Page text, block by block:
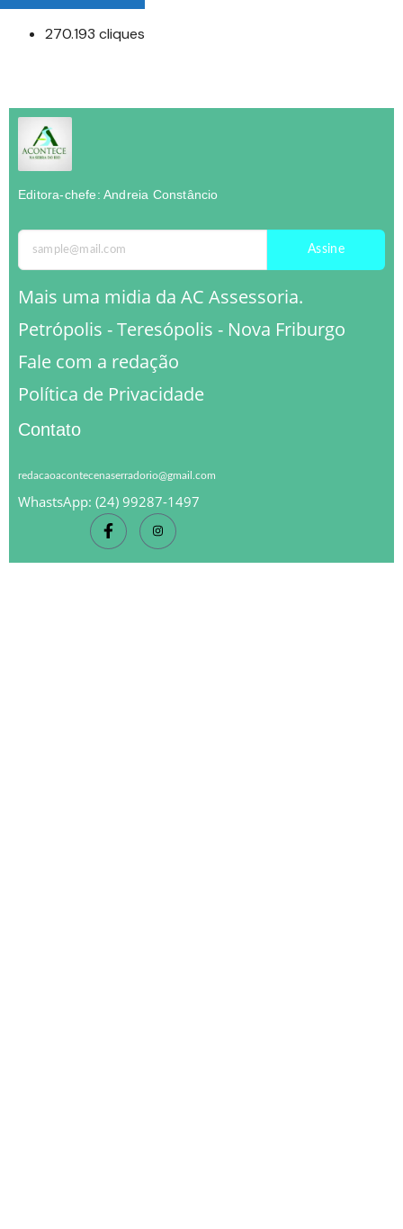
270.193 cliques
Editora-chefe: Andreia Constâncio
Assine
Mais uma midia da AC Assessoria.
Petrópolis - Teresópolis - Nova Friburgo
Fale com a redação
Política de Privacidade
Contato
redacaoacontecenaserradorio@gmail.com
WhastsApp: (24) 99287-1497